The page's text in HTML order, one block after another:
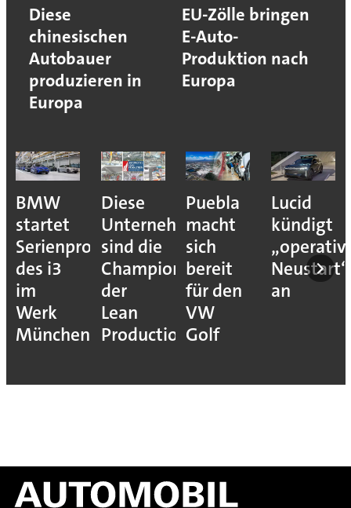
Diese
chinesischen
Autobauer
produzieren in
Europa
EU-Zölle bringen
E-Auto-
Produktion nach
Europa
BMW
startet
Serienproduktion
des i3
im
Werk
München
Diese
Unternehmen
sind die
Champions
der
Lean
Production
Puebla
macht
sich
bereit
für den
VW
Golf
Lucid
kündigt
Neustart“
an